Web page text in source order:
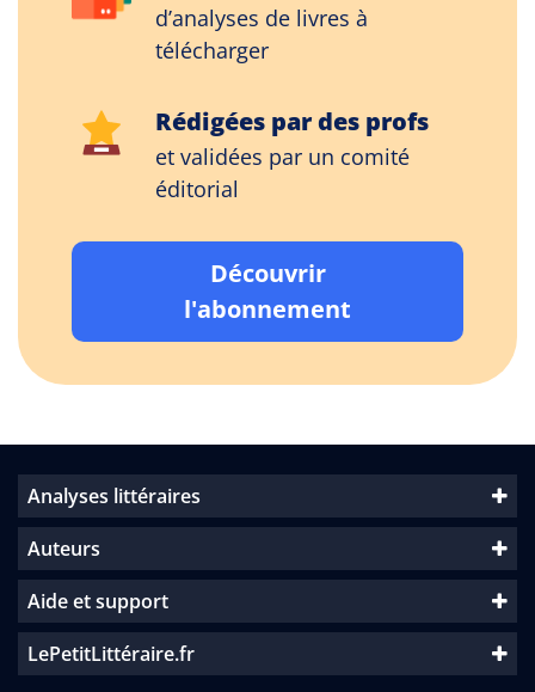
d’analyses de livres à
télécharger
Rédigées par des profs
et validées par un comité
éditorial
Découvrir
l'abonnement
Analyses littéraires
Auteurs
Aide et support
LePetitLittéraire.fr